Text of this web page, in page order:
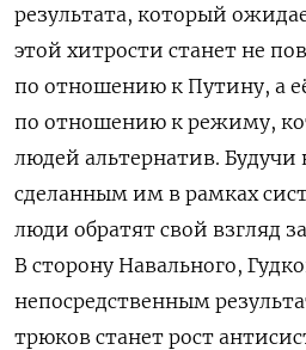
результата, который
этой хитрости станет не
по отношению к Путину, а
по отношению к режиму,
людей альтернатив. Будучи
сделанным им в рамках
люди обратят свой взгляд
В сторону Навального,
непосредственным
трюков станет рост